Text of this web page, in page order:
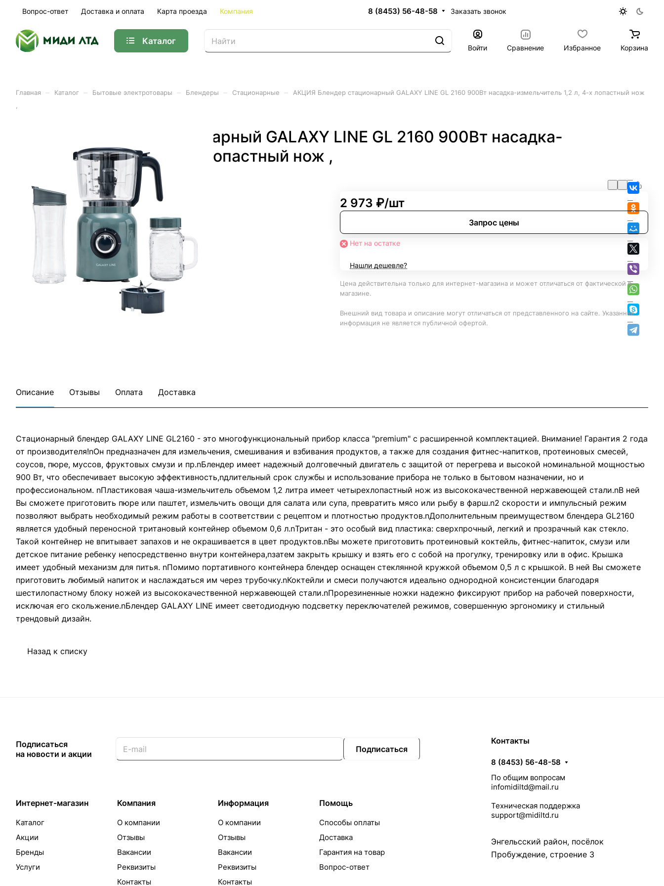
Вопрос-ответ Доставка и оплата Карта проезда Компания 8 (8453) 56-48-58 Заказать звонок
Каталог
Войти Сравнение Избранное Корзина
Главная Каталог Бытовые электротовары Блендеры Стационарные
АКЦИЯ Блендер стационарный GALAXY LINE GL 2160 900Вт насадка-измельчитель 1,2 л, 4-х лопастный нож
АКЦИЯ Блендер стационарный GALAXY LINE GL 2160 900Вт насадка-
измельчитель 1,2 л, 4-х лопастный нож ,
гл2160л
Все товары GALAXY LINEВсе товары категории
2 973 ₽/шт
Запрос цены
Нет на остатке
Нашли дешевле?
Цена действительна только для интернет-магазина и может отличаться от фактической в
магазине.
Внешний вид товара и описание могут отличаться от представленного на сайте. Указанная
информация не является публичной офертой.
Описание Отзывы Оплата Доставка
Стационарный блендер GALAXY LINE GL2160 - это многофункциональный прибор класса "premium" с расширенной комплектацией. Внимание! Гарантия 2 года
от производителя!nОн предназначен для измельчения, смешивания и взбивания продуктов, а также для создания фитнес-напитков, протеиновых смесей,
соусов, пюре, муссов, фруктовых смузи и пр.nБлендер имеет надежный долговечный двигатель с защитой от перегрева и высокой номинальной мощностью
900 Вт, что обеспечивает высокую эффективность,nдлительный срок службы и использование прибора не только в бытовом назначении, но и
профессиональном. nПластиковая чаша-измельчитель объемом 1,2 литра имеет четырехлопастный нож из высококачественной нержавеющей стали.nВ ней
Вы сможете приготовить пюре или паштет, измельчить овощи для салата или супа, превратить мясо или рыбу в фарш.n2 скорости и импульсный режим
позволяют выбрать необходимый режим работы в соответствии с рецептом и плотностью продуктов.nДополнительным преимуществом блендера GL2160
является удобный переносной тритановый контейнер объемом 0,6 л.nТритан - это особый вид пластика: сверхпрочный, легкий и прозрачный как стекло.
Такой контейнер не впитывает запахов и не окрашивается в цвет продуктов.nВы можете приготовить протеиновый коктейль, фитнес-напиток, смузи или
детское питание ребенку непосредственно внутри контейнера,nзатем закрыть крышку и взять его с собой на прогулку, тренировку или в офис. Крышка
имеет удобный механизм для питья. nПомимо портативного контейнера блендер оснащен стеклянной кружкой объемом 0,5 л с крышкой. В ней Вы сможете
приготовить любимый напиток и наслаждаться им через трубочку.nКоктейли и смеси получаются идеально однородной консистенции благодаря
шестилопастному блоку ножей из высококачественной нержавеющей стали.nПрорезиненные ножки надежно фиксируют прибор на рабочей поверхности,
исключая его скольжение.nБлендер GALAXY LINE имеет светодиодную подсветку переключателей режимов, совершенную эргономику и стильный
трендовый дизайн.
Назад к списку
Подписаться
на новости и акции
Подписаться
Интернет-магазин
Каталог
Акции
Бренды
Услуги
Компания
О компании
Отзывы
Вакансии
Реквизиты
Контакты
Информация
О компании
Отзывы
Вакансии
Реквизиты
Контакты
Помощь
Способы оплаты
Доставка
Гарантия на товар
Вопрос-ответ
Контакты
8 (8453) 56-48-58
По общим вопросам
infomidiltd@mail.ru
Техническая поддержка
support@midiltd.ru
Энгельсский район, посёлок
Пробуждение, строение 3